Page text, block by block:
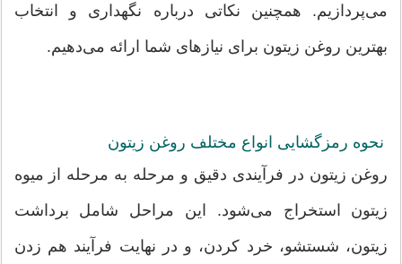
می‌پردازیم. همچنین نکاتی درباره نگهداری و انتخاب
بهترین روغن زیتون برای نیازهای شما ارائه می‌دهیم.
نحوه رمزگشایی انواع مختلف روغن زیتون
روغن زیتون در فرآیندی دقیق و مرحله به مرحله از میوه
زیتون استخراج می‌شود. این مراحل شامل برداشت
زیتون، شستشو، خرد کردن، و در نهایت فرآیند هم زدن